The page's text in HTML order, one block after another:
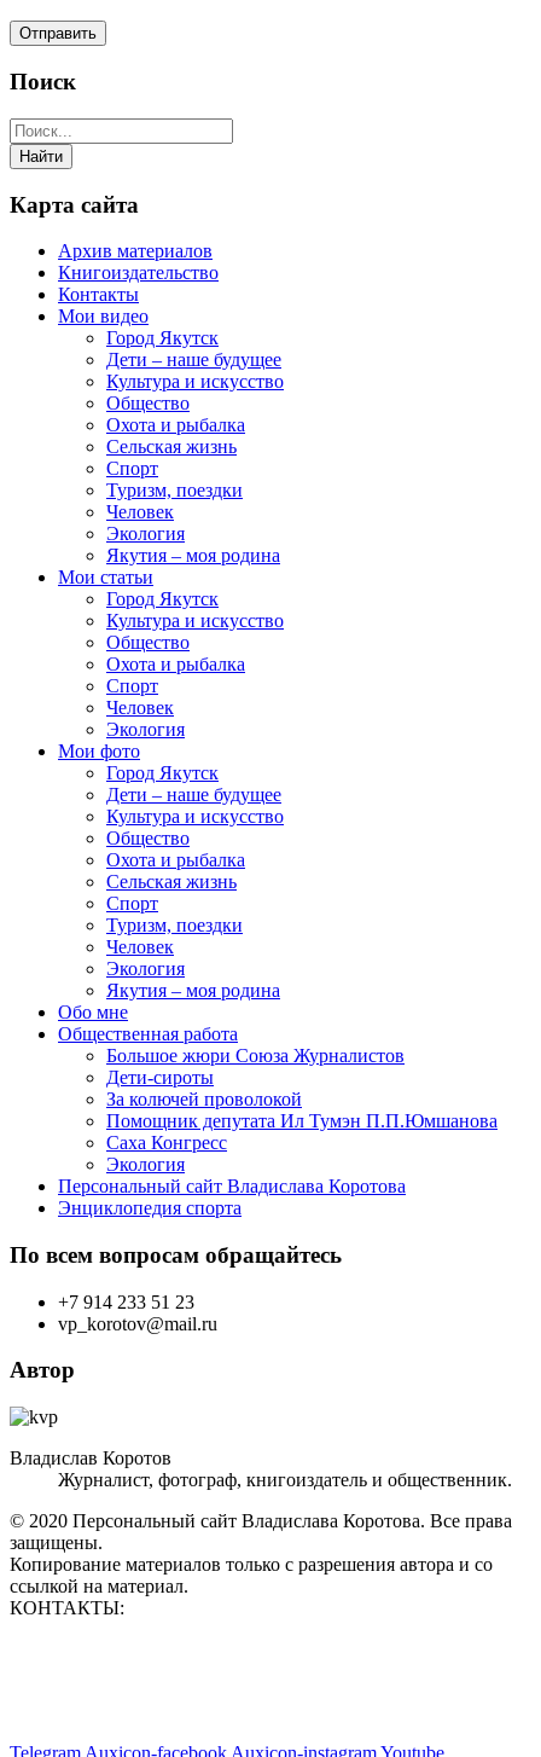
Поиск
Карта сайта
Архив материалов
Книгоиздательство
Контакты
Мои видео
Город Якутск
Дети – наше будущее
Культура и искусство
Общество
Охота и рыбалка
Сельская жизнь
Спорт
Туризм, поездки
Человек
Экология
Якутия – моя родина
Мои статьи
Город Якутск
Культура и искусство
Общество
Охота и рыбалка
Спорт
Человек
Экология
Мои фото
Город Якутск
Дети – наше будущее
Культура и искусство
Общество
Охота и рыбалка
Сельская жизнь
Спорт
Туризм, поездки
Человек
Экология
Якутия – моя родина
Обо мне
Общественная работа
Большое жюри Союза Журналистов
Дети-сироты
За колючей проволокой
Помощник депутата Ил Тумэн П.П.Юмшанова
Саха Конгресс
Экология
Персональный сайт Владислава Коротова
Энциклопедия спорта
По всем вопросам обращайтесь
+7 914 233 51 23
vp_korotov@mail.ru
Автор
Владислав Коротов
Журналист, фотограф, книгоиздатель и общественник.
© 2020 Персональный сайт Владислава Коротова. Все права
защищены.
Копирование материалов только с разрешения автора и со
ссылкой на материал.
КОНТАКТЫ: